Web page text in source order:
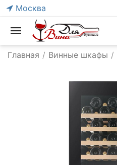
Москва
Главная / Винные шкафы /